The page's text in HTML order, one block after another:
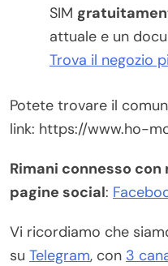
SIM
attuale e un
Trova il negozio
Potete trovare il
link: https://www.ho-
Rimani connesso
pagine social:
Vi ricordiamo che
su Telegram, con 3